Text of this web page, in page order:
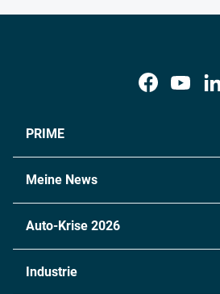
PRIME
Meine News
Auto-Krise 2026
Industrie